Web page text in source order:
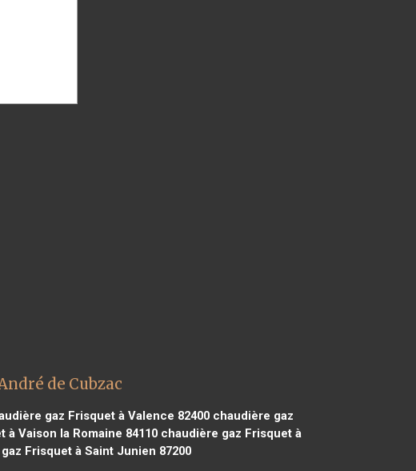
de Cubzac
gaz Frisquet à Valence 82400chaudière gaz
Vaison la Romaine 84110 chaudière gaz Frisquet à
Frisquet à Saint Junien 87200